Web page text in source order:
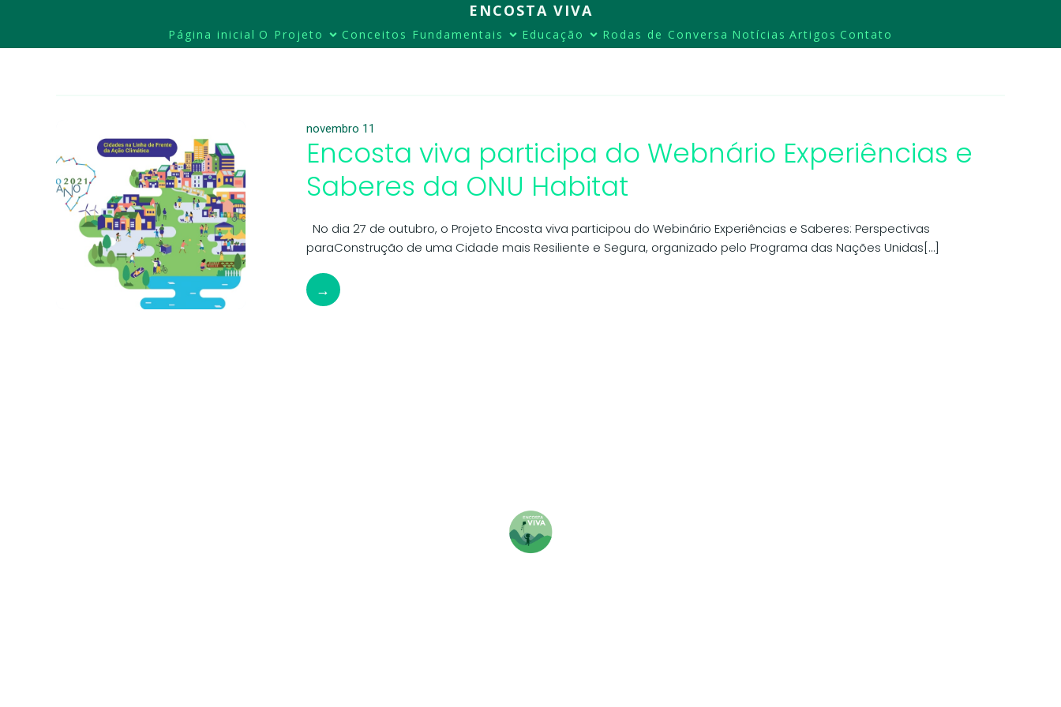
ENCOSTA VIVA
Página inicial O Projeto Conceitos Fundamentais Educação Rodas de Conversa Notícias Artigos Contato
novembro 11
Encosta viva participa do Webnário Experiências e
Saberes da ONU Habitat
No dia 27 de outubro, o Projeto Encosta viva participou do Webinário Experiências e Saberes: Perspectivas
paraConstrução de uma Cidade mais Resiliente e Segura, organizado pelo Programa das Nações Unidas[…]
→